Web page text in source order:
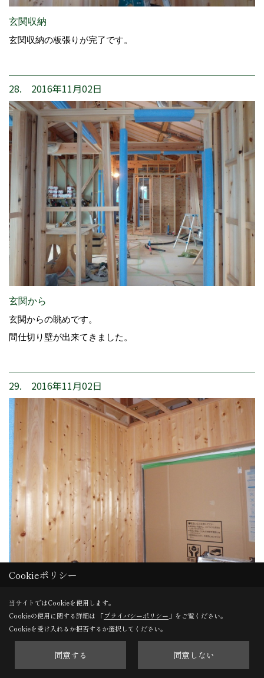
玄関収納
玄関収納の板張りが完了です。
28. 2016年11月02日
玄関から
玄関からの眺めです。
間仕切り壁が出来てきました。
29. 2016年11月02日
脱衣室
脱衣室の板が張られました。
Cookieポリシー
当サイトではCookieを使用します。
Cookieの使用に関する詳細は 「プライバシーポリシー 」をご覧ください。
Cookieを受け入れるか拒否するか選択してください。
同意する 同意しない